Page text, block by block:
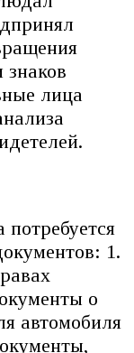
знаков
лица
1.
о
автомобиля